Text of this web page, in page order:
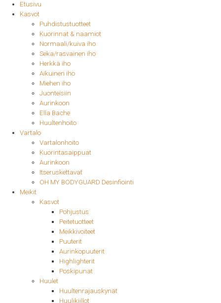
Etusivu
Kasvot
Puhdistustuotteet
Kuorinnat & naamiot
Normaali/kuiva iho
Seka/rasvainen iho
Herkkä iho
Aikuinen iho
Miehen iho
Juonteisiin
Aurinkoon
Ella Bache
Huultenhoito
Vartalo
Vartalonhoito
Kuorintasaippuat
Aurinkoon
Itseruskettavat
OH MY BODYGUARD Desinfiointi
Meikit
Kasvot
Pohjustus
Peitetuotteet
Meikkivoiteet
Puuterit
Aurinkopuuterit
Highlighterit
Poskipunat
Huulet
Huultenrajauskynät
Huulikiillot